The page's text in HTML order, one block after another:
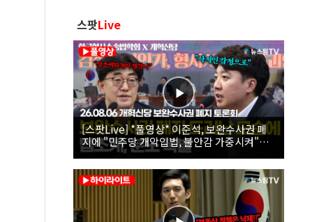
스팟Live
[스팟Live] *풀영상* 이준석, 보완수사권 폐
지에 "민주당 개악입법, 불안감 가중시켜"｜
26.08.06 개혁신당 보완수사권 폐지 토론회